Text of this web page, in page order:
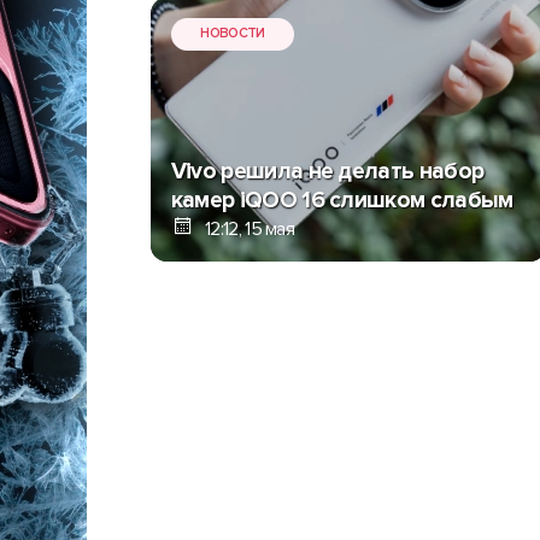
НОВОСТИ
Vivo решила не делать набор
камер iQOO 16 слишком слабым
12:12, 15 мая